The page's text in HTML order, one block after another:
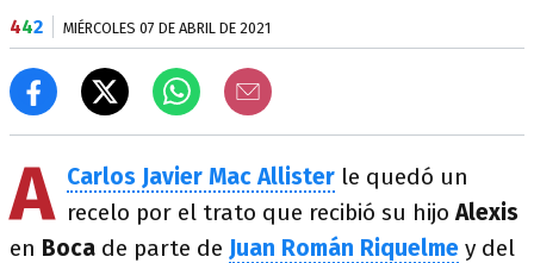
442 MIÉRCOLES 07 DE ABRIL DE 2021
A Carlos Javier Mac Allister le quedó un
recelo por el trato que recibió su hijoAlexis
en Boca de parte de Juan Román Riquelme y del